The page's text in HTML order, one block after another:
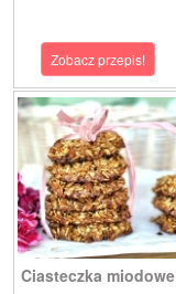
Zobacz przepis!
Ciasteczka miodowe